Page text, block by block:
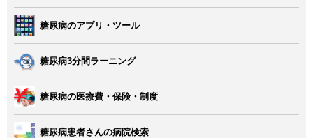
糖尿病のアプリ・ツール
糖尿病3分間ラーニング
糖尿病の医療費・保険・制度
糖尿病患者さんの病院検索